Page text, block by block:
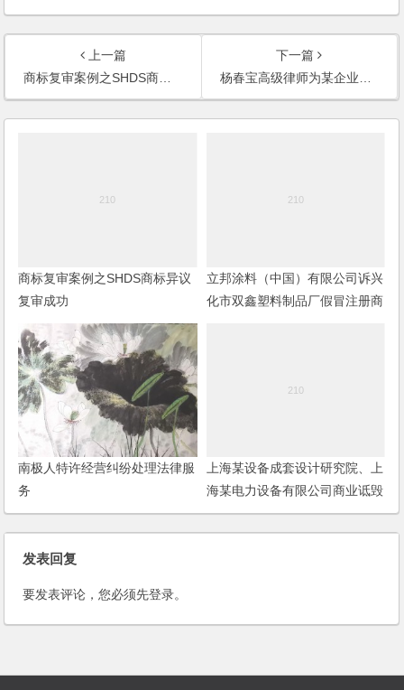
上一篇
商标复审案例之SHDS商标异议复审成功
下一篇
杨春宝高级律师为某企业集团制订商标管理制度
商标复审案例之SHDS商标异议
复审成功
立邦涂料（中国）有限公司诉兴
化市双鑫塑料制品厂假冒注册商
南极人特许经营纠纷处理法律服
务
上海某设备成套设计研究院、上
海某电力设备有限公司商业诋毁
纠纷一案上诉案判决书
发表回复
要发表评论，您必须先登录。